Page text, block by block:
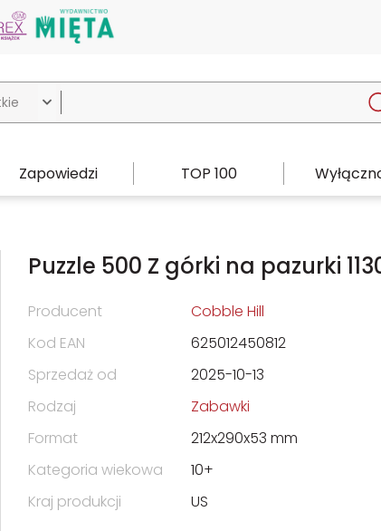

Zapowiedzi TOP 100
Puzzle 500 Z górki na pazurki
Producent
Cobble Hill
Kod EAN
625012450812
Sprzedaż od
2025-10-13
Rodzaj
Zabawki
Format
212x290x53 mm
Kategoria wiekowa
10+
Kraj produkcji
US